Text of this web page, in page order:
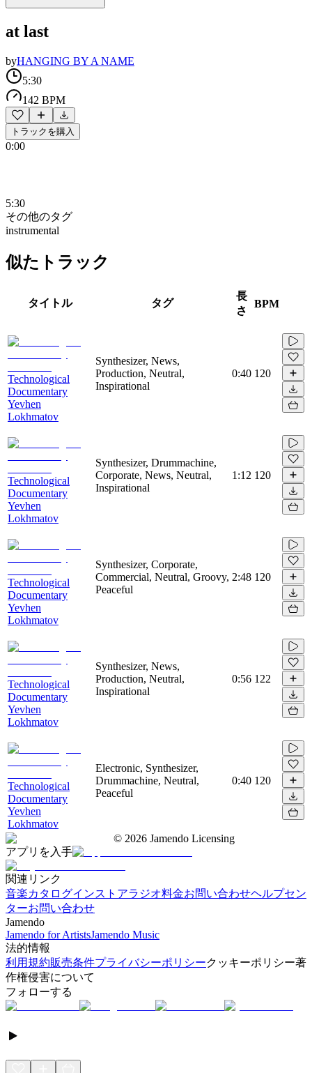
at last
byHANGING BY A NAME
5:30
142 BPM
トラックを購入
0:00
5:30
その他のタグ
instrumental
似たトラック
タイトル タグ
長
さ
BPM
Technological
Documentary
Yevhen
Lokhmatov
Synthesizer, News,
Production, Neutral,
Inspirational
0:40 120
Technological
Documentary
Yevhen
Lokhmatov
Synthesizer, Drummachine,
Corporate, News, Neutral,
Inspirational
1:12 120
Technological
Documentary
Yevhen
Lokhmatov
Synthesizer, Corporate,
Commercial, Neutral, Groovy,
Peaceful
2:48 120
Technological
Documentary
Yevhen
Lokhmatov
Synthesizer, News,
Production, Neutral,
Inspirational
0:56 122
Technological
Documentary
Yevhen
Lokhmatov
Electronic, Synthesizer,
Drummachine, Neutral,
Peaceful
0:40 120
© 2026 Jamendo Licensing
アプリを入手
関連リンク
音楽カタログインストアラジオ料金お問い合わせヘルプセン
ターお問い合わせ
Jamendo
Jamendo for ArtistsJamendo Music
法的情報
利用規約販売条件プライバシーポリシークッキーポリシー著
作権侵害について
フォローする